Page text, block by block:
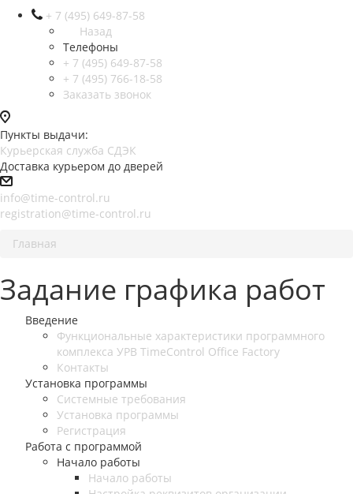
+ 7 (495) 649-87-58
Назад
Телефоны
+ 7 (495) 649-87-58
+ 7 (495) 766-18-58
Заказать звонок
Пункты выдачи:
Курьерская служба СДЭК
Доставка курьером до дверей
info@time-control.ru
registration@time-control.ru
Главная
Задание графика работ
Введение
Функциональные характеристики программного
комплекса УРВ TimeControl Office Factory
Контакты
Установка программы
Системные требования
Установка программы
Регистрация
Работа с программой
Начало работы
Начало работы